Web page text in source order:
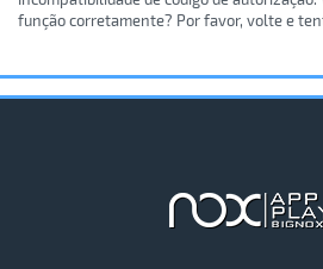
função corretamente? Por favor, volte e